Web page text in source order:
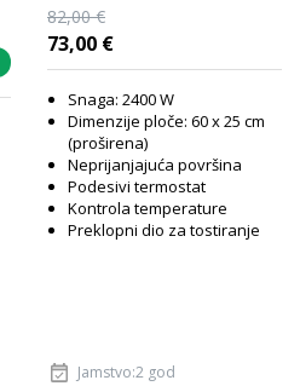
82,00 €
73,00 €
Snaga: 2400 W
Dimenzije ploče: 60 x 25 cm
(proširena)
Neprijanjajuća površina
Podesivi termostat
Kontrola temperature
Preklopni dio za tostiranje
Jamstvo:2 god